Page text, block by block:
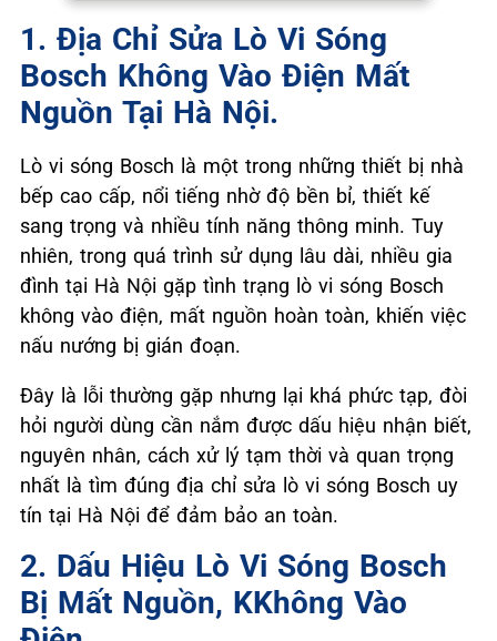
1. Địa Chỉ Sửa Lò Vi Sóng
Bosch Không Vào Điện Mất
Nguồn Tại Hà Nội.
Lò vi sóng Bosch là một trong những thiết bị nhà
bếp cao cấp, nổi tiếng nhờ độ bền bỉ, thiết kế
sang trọng và nhiều tính năng thông minh. Tuy
nhiên, trong quá trình sử dụng lâu dài, nhiều gia
đình tại Hà Nội gặp tình trạng lò vi sóng Bosch
không vào điện, mất nguồn hoàn toàn, khiến việc
nấu nướng bị gián đoạn.
Đây là lỗi thường gặp nhưng lại khá phức tạp, đòi
hỏi người dùng cần nắm được dấu hiệu nhận biết,
nguyên nhân, cách xử lý tạm thời và quan trọng
nhất là tìm đúng địa chỉ sửa lò vi sóng Bosch uy
tín tại Hà Nội để đảm bảo an toàn.
2. Dấu Hiệu Lò Vi Sóng Bosch
Bị Mất Nguồn, KKhông Vào